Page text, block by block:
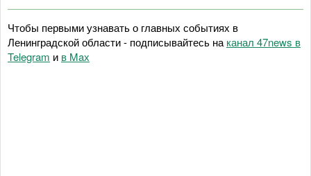
Чтобы первыми узнавать о главных событиях в
Ленинградской области - подписывайтесь на канал 47news в
Telegram и в Maх